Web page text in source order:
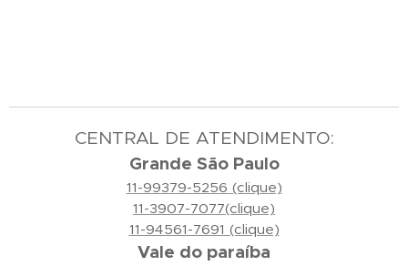
CENTRAL DE ATENDIMENTO:
Grande São Paulo
11-99379-5256 (clique)
11-3907-7077(clique)
11-94561-7691 (clique)
Vale do paraíba